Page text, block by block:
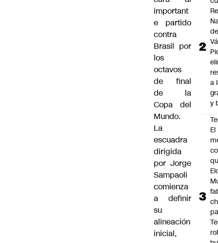
important
e partido
contra
Brasil por
los
octavos
de final
de la
Copa del
Mundo.
La
escuadra
dirigida
por Jorge
Sampaoli
comienza
a definir
su
alineación
inicial,
de
a
y
El